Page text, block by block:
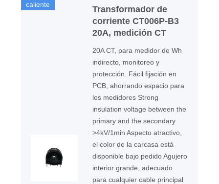
caliente
Transformador de
corriente CT006P-B3
20A, medición CT
20A CT, para medidor de Wh
indirecto, monitoreo y
protección. Fácil fijación en
PCB, ahorrando espacio para
los medidores Strong
insulation voltage between the
primary and the secondary
>4kV/1min Aspecto atractivo,
el color de la carcasa está
disponible bajo pedido Agujero
interior grande, adecuado
para cualquier cable principal